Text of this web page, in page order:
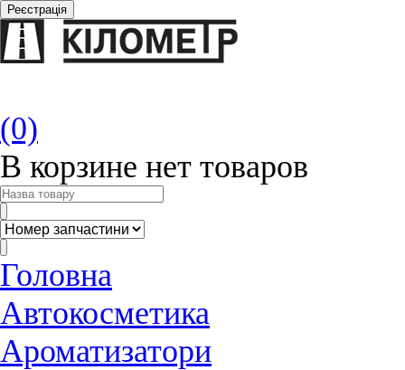
Реєстрація
(0)
В корзине нет товаров
Головна
Автокосметика
Ароматизатори